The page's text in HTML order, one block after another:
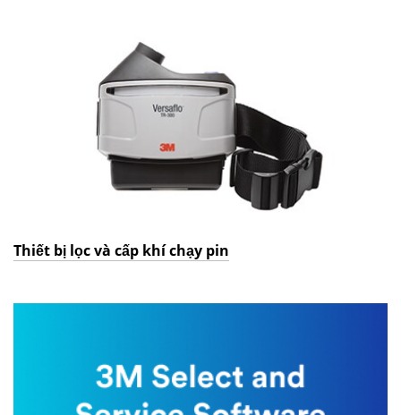
Thiết bị lọc và cấp khí chạy pin